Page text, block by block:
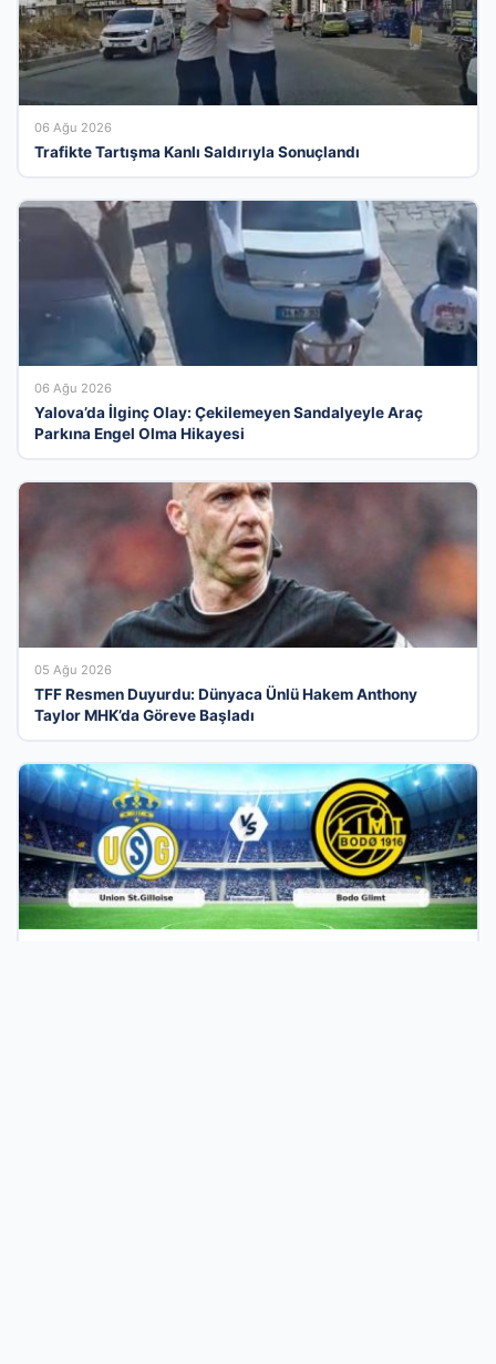
06 Ağu 2026
Trafikte Tartışma Kanlı Saldırıyla Sonuçlandı
06 Ağu 2026
Yalova’da İlginç Olay: Çekilemeyen Sandalyeyle Araç
Parkına Engel Olma Hikayesi
05 Ağu 2026
TFF Resmen Duyurdu: Dünyaca Ünlü Hakem Anthony
Taylor MHK’da Göreve Başladı